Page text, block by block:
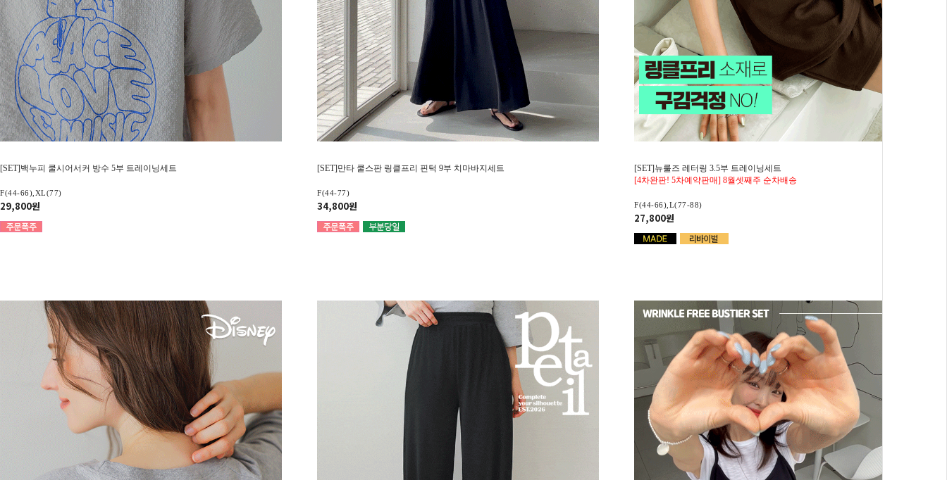
[SET]백누피 쿨시어서커 방수 5부 트레이닝세트
F(44-66),XL(77)
29,800원
[SET]만타 쿨스판 링클프리 핀턱 9부 치마바지세트
F(44-77)
34,800원
[SET]뉴룰즈 레터링 3.5부 트레이닝세트
[4차완판! 5차예약판매] 8월셋째주 순차배송
F(44-66),L(77-88)
27,800원